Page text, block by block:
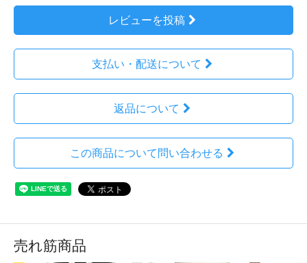
レビューを投稿
支払い・配送について
返品について
この商品について問い合わせる
売れ筋商品